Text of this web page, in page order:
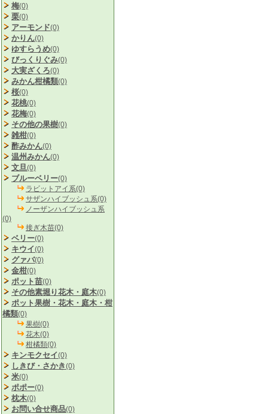
梅(0)
栗(0)
アーモンド(0)
かりん(0)
ゆすらうめ(0)
びっくりぐみ(0)
大実ざくろ(0)
みかん柑橘類(0)
桜(0)
花桃(0)
花梅(0)
その他の果樹(0)
雑柑(0)
酢みかん(0)
温州みかん(0)
文旦(0)
ブルーベリー(0)
ラビットアイ系(0)
サザンハイブッシュ系(0)
ノーザンハイブッシュ系
(0)
接ぎ木苗(0)
ベリー(0)
キウイ(0)
グァバ(0)
金柑(0)
ポット苗(0)
その他素堀り花木・庭木(0)
ポット果樹・花木・庭木・柑
橘類(0)
果樹(0)
花木(0)
柑橘類(0)
キンモクセイ(0)
しきび・さかき(0)
米(0)
ポポー(0)
枕木(0)
お問い合せ商品(0)